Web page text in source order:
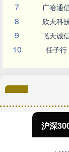
7 广哈通
8 欣天科
9 飞天诚
10 任子行
沪深